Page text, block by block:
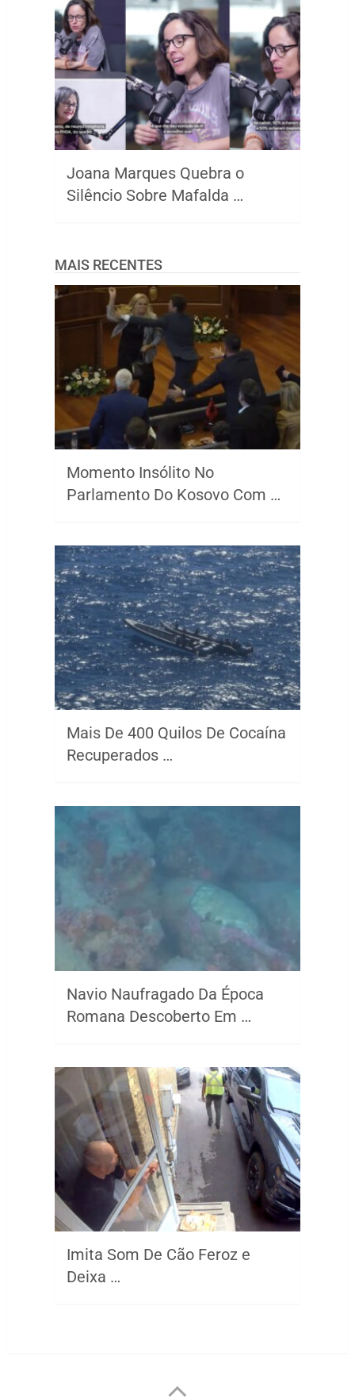
Joana Marques Quebra o
Silêncio Sobre Mafalda …
MAIS RECENTES
Momento Insólito No
Parlamento Do Kosovo Com …
Mais De 400 Quilos De Cocaína
Recuperados …
Navio Naufragado Da Época
Romana Descoberto Em …
Imita Som De Cão Feroz e
Deixa …